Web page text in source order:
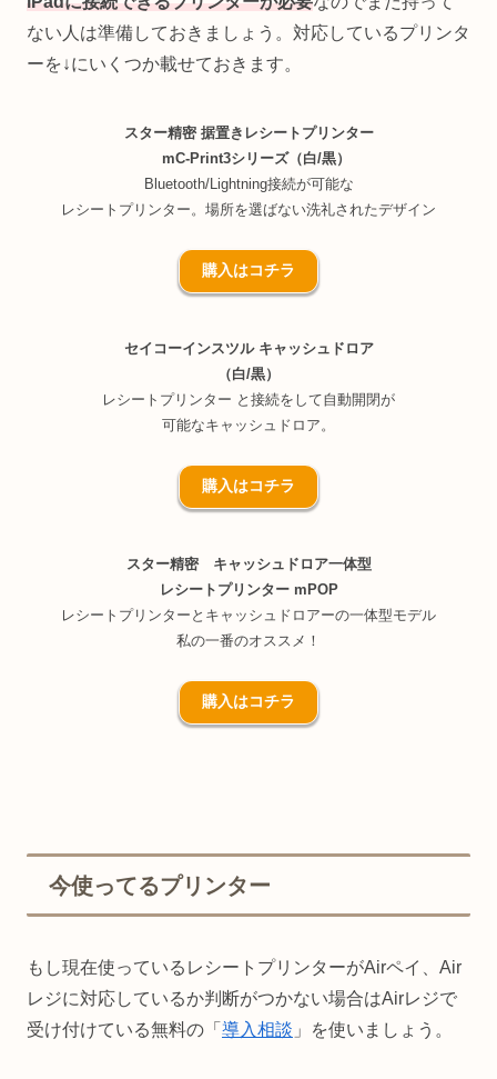
ない人は準備しておきましょう。対応しているプリンタ
ーを↓にいくつか載せておきます。
スター精密 据置きレシートプリンター
mC-Print3シリーズ（白/黒）
Bluetooth/Lightning接続が可能な
レシートプリンター。場所を選ばない洗礼されたデザイン
購入はコチラ
セイコーインスツル キャッシュドロア
（白/黒）
レシートプリンター と接続をして自動開閉が
可能なキャッシュドロア。
購入はコチラ
スター精密 キャッシュドロア一体型
レシートプリンター mPOP
レシートプリンターとキャッシュドロアーの一体型モデル
私の一番のオススメ！
購入はコチラ
今使ってるプリンター
もし現在使っているレシートプリンターがAirペイ、Air
レジに対応しているか判断がつかない場合はAirレジで
受け付けている無料の「 導入相談 」を使いましょう。